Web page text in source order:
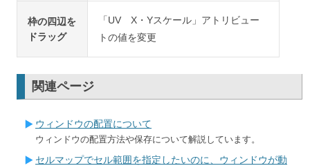
枠の四辺を
ドラッグ
「UV X・Yスケール」アトリビュー
トの値を変更
関連ページ
ウィンドウの配置について
ウィンドウの配置方法や保存について解説しています。
セルマップでセル範囲を指定したいのに、ウィンドウが動